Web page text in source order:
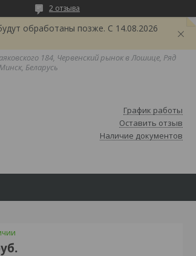
2 отзыва
обработаны позже. С 14.08.2026
184, Червенский рынок в Лошице, Ряд
Беларусь
График работы
Оставить отзыв
Наличие документов